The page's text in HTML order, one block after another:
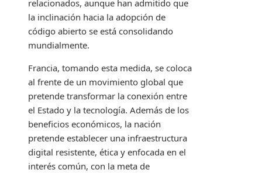
relacionados, aunque han admitido que
la inclinación hacia la adopción de
código abierto se está consolidando
mundialmente.
Francia, tomando esta medida, se coloca
al frente de un movimiento global que
pretende transformar la conexión entre
el Estado y la tecnología. Además de los
beneficios económicos, la nación
pretende establecer una infraestructura
digital resistente, ética y enfocada en el
interés común, con la meta de